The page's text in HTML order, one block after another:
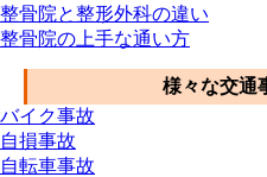
整骨院と整形外科の違い
整骨院の上手な通い方
様々な交通
バイク事故
自損事故
自転車事故